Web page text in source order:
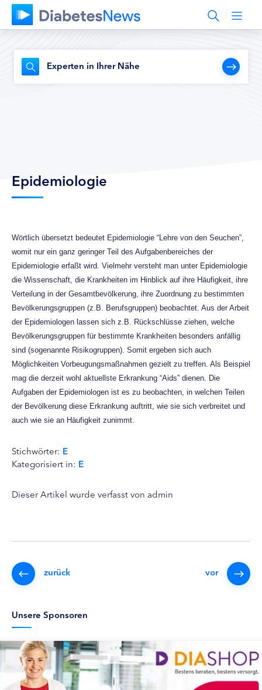
Experten in Ihrer Nähe
Epidemiologie
Wörtlich übersetzt bedeutet Epidemiologie “Lehre von den Seuchen”,
womit nur ein ganz geringer Teil des Aufgabenbereiches der
Epidemiologie erfaßt wird. Vielmehr versteht man unter Epidemiologie
die Wissenschaft, die Krankheiten im Hinblick auf ihre Häufigkeit, ihre
Verteilung in der Gesamtbevölkerung, ihre Zuordnung zu bestimmten
Bevölkerungsgruppen (z.B. Berufsgruppen) beobachtet. Aus der Arbeit
der Epidemiologen lassen sich z.B. Rückschlüsse ziehen, welche
Bevölkerungsgruppen für bestimmte Krankheiten besonders anfällig
sind (sogenannte Risikogruppen). Somit ergeben sich auch
Möglichkeiten Vorbeugungsmaßnahmen gezielt zu treffen. Als Beispiel
mag die derzeit wohl aktuellste Erkrankung “Aids” dienen. Die
Aufgaben der Epidemiologen ist es zu beobachten, in welchen Teilen
der Bevölkerung diese Erkrankung auftritt, wie sie sich verbreitet und
auch wie sie an Häufigkeit zunimmt.
Stichwörter: E
Kategorisiert in: E
Dieser Artikel wurde verfasst von admin
zurück vor
Unsere Sponsoren